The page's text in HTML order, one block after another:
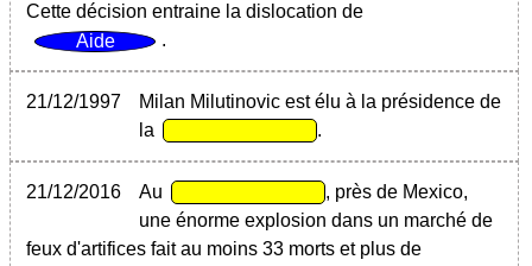
Cette décision entraine la dislocation de
.
21/12/1997
Milan Milutinovic est élu à la présidence de
la
.
21/12/2016 Au
, près de Mexico,
une énorme explosion dans un marché de
feux d'artifices fait au moins 33 morts et plus de